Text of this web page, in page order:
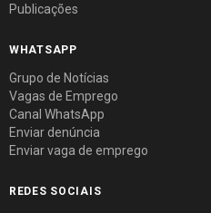
Publicações
WHATSAPP
Grupo de Notícias
Vagas de Emprego
Canal WhatsApp
Enviar denúncia
Enviar vaga de emprego
REDES SOCIAIS